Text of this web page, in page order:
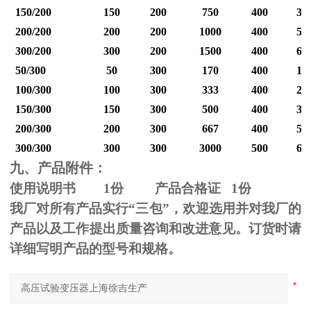
150/200
150 200 750 400
200/200
200 200 1000 400
300/200
300 200 1500 400
50/300
50 300 170 400
100/300
100 300 333 400
150/300
150 300 500 400
200/300
200 300 667 400
300/300
300 300 3000 500
九、产品附件：
使用说明书 1份 产品合格证 1份
我厂对所有产品实行“三包”，欢迎选用并对我厂的
产品以及工作提出质量咨询和改进意见。订货时请
详细写明产品的型号和规格。